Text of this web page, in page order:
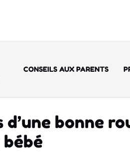
CONSEILS AUX PARENTS
d’une bonne